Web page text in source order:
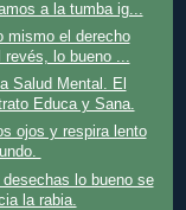
a la tumba ig...
mismo el derecho
revés, lo bueno ...
Salud Mental. El
Educa y Sana.
ojos y respira lento
desechas lo bueno se
la rabia.